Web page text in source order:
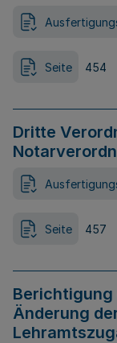
Seite 454
Dritte
Seite 457
Berichtigung
Änderung